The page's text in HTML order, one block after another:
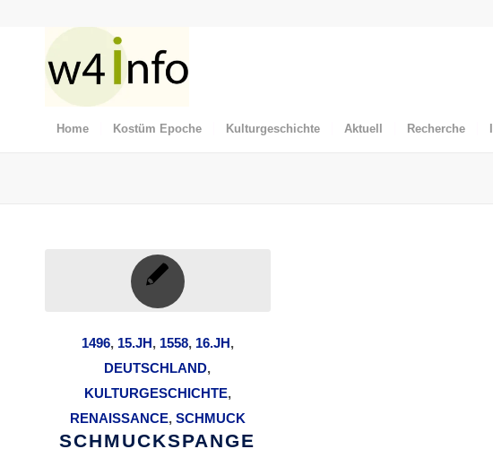
Home Kostüm Epoche Kulturgeschichte Aktuell Recherche
1496, 15.JH, 1558, 16.JH,
DEUTSCHLAND,
KULTURGESCHICHTE,
RENAISSANCE, SCHMUCK
SCHMUCKSPANGE